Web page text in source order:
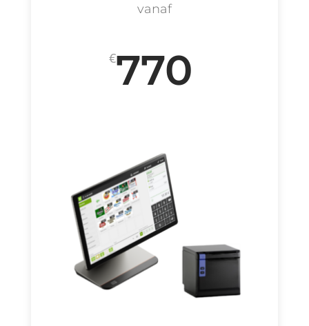
vanaf
€770